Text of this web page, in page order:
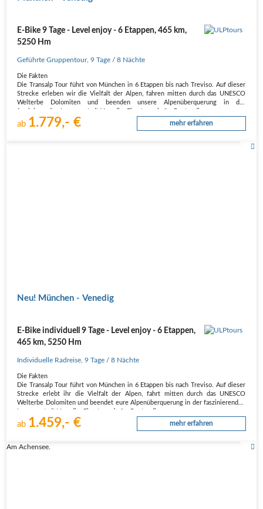
E-Bike 9 Tage - Level enjoy - 6 Etappen, 465 km,
5250 Hm
Geführte Gruppentour,9 Tage / 8 Nächte
Die Fakten
Die Transalp Tour führt von München in 6 Etappen bis nach Treviso. Auf dieser
Strecke erleben wir die Vielfalt der Alpen, fahren mitten durch das UNESCO
Welterbe Dolomiten und beenden unsere Alpenüberquerung in der
ab 1.779,- € mehr erfahren
Neu! München - Venedig
E-Bike individuell 9 Tage - Level enjoy - 6 Etappen,
465 km, 5250 Hm
Individuelle Radreise ,9 Tage / 8 Nächte
Die Fakten
Die Transalp Tour führt von München in 6 Etappen bis nach Treviso. Auf dieser
Strecke erlebt ihr die Vielfalt der Alpen, fahrt mitten durch das UNESCO
Welterbe Dolomiten und beendet eure Alpenüberquerung in der faszinierenden
ab 1.459,- € mehr erfahren
Am Achensee.